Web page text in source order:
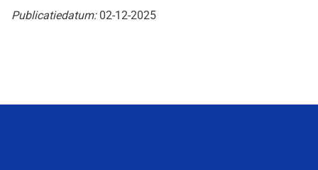
Publicatiedatum: 02-12-2025